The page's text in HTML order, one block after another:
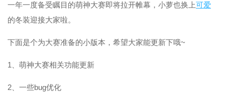
一年一度备受瞩目的萌神大赛即将拉开帷幕，小萝也换上可爱
的冬装迎接大家啦。
下面是个为大赛准备的小版本，希望大家能更新下哦~
1、萌神大赛相关功能更新
2、一些bug优化